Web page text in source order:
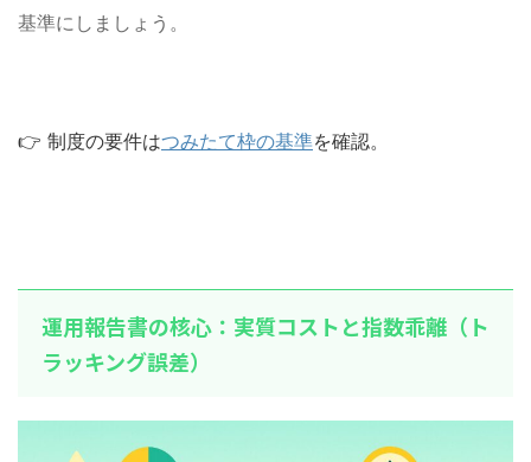
基準にしましょう。
👉 制度の要件はつみたて枠の基準を確認。
運用報告書の核心：実質コストと指数乖離（ト
ラッキング誤差）